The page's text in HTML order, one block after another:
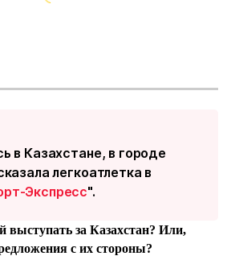
в Казахстане, в городе
легкоатлетка в
Экспресс".
за Казахстан? Или,
с их стороны?